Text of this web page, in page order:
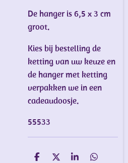
De hanger is 6,5 x 3 cm
groot.
Kies bij bestelling de
ketting van uw keuze en
de hanger met ketting
verpakken we in een
cadeaudoosje.
55533
D D S D